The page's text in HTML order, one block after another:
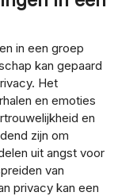
in een groep
kan gepaard
Het
en emoties
en
zijn om
uit angst voor
van
privacy kan een